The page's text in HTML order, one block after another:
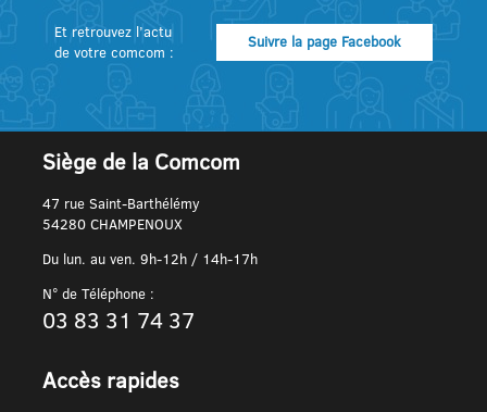
Et retrouvez l’actu
de votre comcom :
Suivre la page Facebook
Siège de la Comcom
47 rue Saint-Barthélémy
54280 CHAMPENOUX
Du lun. au ven. 9h-12h / 14h-17h
N° de Téléphone :
03 83 31 74 37
Accès rapides